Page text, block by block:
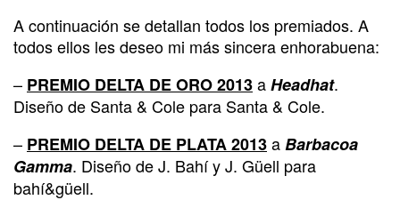
A continuación se detallan todos los premiados. A
todos ellos les deseo mi más sincera enhorabuena:
– PREMIO DELTA DE ORO 2013aHeadhat.
Diseño de Santa & Cole para Santa & Cole.
– PREMIO DELTA DE PLATA 2013aBarbacoa
Gamma. Diseño de J. Bahí y J. Güell para
bahí&güell.